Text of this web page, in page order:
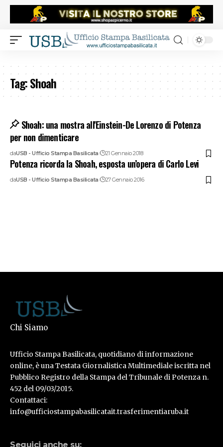
Tag:Shoah
Shoah: una mostra all'Einstein-De Lorenzo di Potenza
per non dimenticare
daUSB - Ufficio Stampa Basilicata 21 Gennaio 2018
Potenza ricorda la Shoah, esposta un’opera di Carlo Levi
daUSB - Ufficio Stampa Basilicata 27 Gennaio 2016
Chi Siamo
Ufficio Stampa Basilicata, quotidiano di informazione
online, è una Testata Giornalistica Multimediale iscritta nel
Pubblico Registro della Stampa del Tribunale di Potenza n.
452 del 09/03/2015.
Contattaci:
info@ufficiostampabasilicatait.trasferimentiaruba.it
Seguici anche su: